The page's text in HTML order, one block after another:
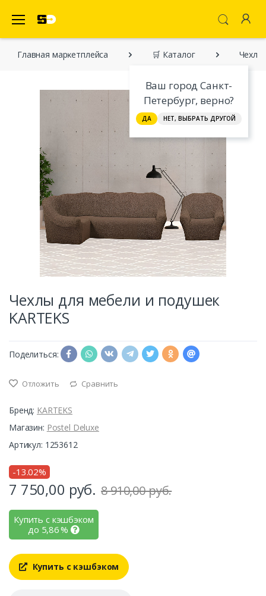
Ваш город Санкт-
Петербург, верно?
ДА НЕТ, ВЫБРАТЬ ДРУГОЙ
Главная марĸетплейса 🛒 Каталог Чехлы
Чехлы для мебели и подушек
KARTEKS
Поделиться:
Отложить Сравнить
Бренд: KARTEKS
Магазин: Postel Deluxe
Артикул: 1253612
-13.02%
7 750,00 руб. 8 910,00 руб.
Купить с кэшбэком
до 5,86%
Купить с кэшбэком